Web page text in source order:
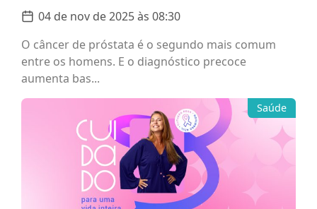
04 de nov de 2025 às 08:30
O câncer de próstata é o segundo mais comum
entre os homens. E o diagnóstico precoce
aumenta bas...
Saúde